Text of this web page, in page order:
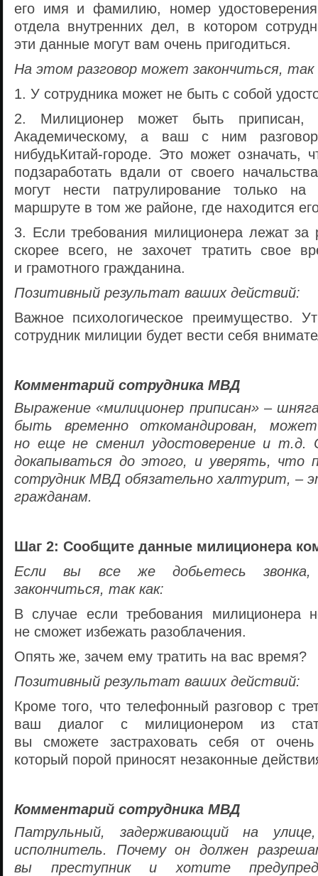
его имя и фамилию, номер
отдела внутренних дел, в котором
эти данные могут вам очень пригодиться.
На этом разговор может закончиться, так
1. У сотрудника может не быть с собой
2. Милиционер может быть
Академическому, а ваш с ним
нибудьКитай-городе. Это может означать,
подзаработать вдали от своего
могут нести патрулирование только на
маршруте в том же районе, где находится
3. Если требования милиционера лежат за
скорее всего, не захочет тратить свое
и грамотного гражданина.
Позитивный результат ваших действий:
Важное психологическое преимущество.
сотрудник милиции будет вести себя
Комментарий сотрудника МВД
Выражение «милиционер приписан» –
быть временно откомандирован,
но еще не сменил удостоверение и т.д.
докапываться до этого, и уверять, что
сотрудник МВД обязательно халтурит, –
гражданам.
Шаг 2: Сообщите данные милиционера
Если вы все же добьетесь звонка,
закончиться, так как:
В случае если требования милиционера
не сможет избежать разоблачения.
Опять же, зачем ему тратить на вас время?
Позитивный результат ваших действий:
Кроме того, что телефонный разговор с
ваш диалог с милиционером из
вы сможете застраховать себя от очень
который порой приносят незаконные
Комментарий сотрудника МВД
Патрульный, задерживающий на
исполнитель. Почему он должен
вы преступник и хотите